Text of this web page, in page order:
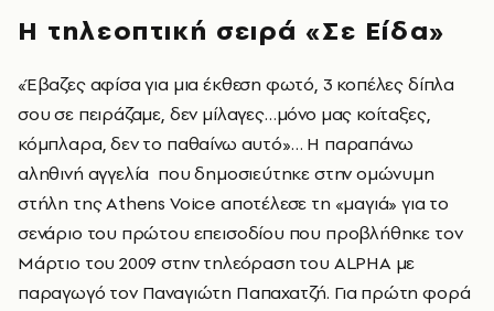
Η τηλεοπτική σειρά «Σε Είδα»
«Έβαζες αφίσα για μια έκθεση φωτό, 3 κοπέλες δίπλα
σου σε πειράζαμε, δεν μίλαγες…μόνο μας κοίταξες,
κόμπλαρα, δεν το παθαίνω αυτό»… Η παραπάνω
αληθινή αγγελία που δημοσιεύτηκε στην ομώνυμη
στήλη της Athens Voice αποτέλεσε τη «μαγιά» για το
σενάριο του πρώτου επεισοδίου που προβλήθηκε τον
Μάρτιο του 2009 στην τηλεόραση του ALPHA με
παραγωγό τον Παναγιώτη Παπαχατζή. Για πρώτη φορά